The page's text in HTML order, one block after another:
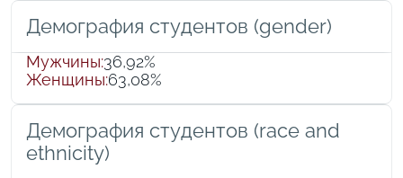
Демография студентов (gender)
Мужчины:36,92%
Женщины:63,08%
Демография студентов (race and
ethnicity)